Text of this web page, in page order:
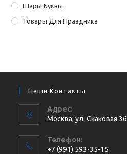
Шары Буквы
Товары Для Праздника
Наши Контакты
Адрес:
Москва, ул. Cкаковая 36
Телефон:
+7 (991) 593-35-15